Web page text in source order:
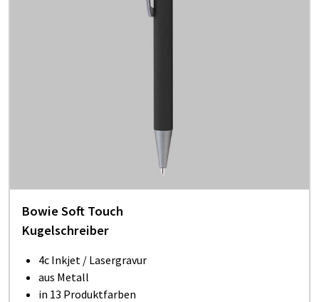
Bowie Soft Touch
Kugelschreiber
4c Inkjet / Lasergravur
aus Metall
in 13 Produktfarben